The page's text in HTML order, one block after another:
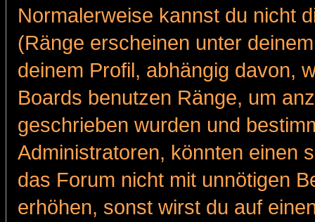
Normalerweise kannst du nicht
(Ränge erscheinen unter
deinem Profil, abhängig davon,
Boards benutzen Ränge, um
geschrieben wurden und
Administratoren, könnten einen
das Forum nicht mit unnötigen
erhöhen, sonst wirst du auf